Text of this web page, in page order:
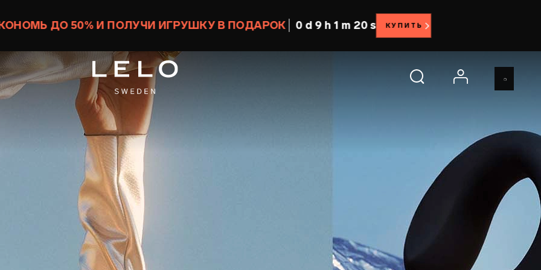
ДО 50% И ПОЛУЧИ ИГРУШКУ В ПОДАРОК 0 d 9 h 1 m 17 s КУПИТЬ
account